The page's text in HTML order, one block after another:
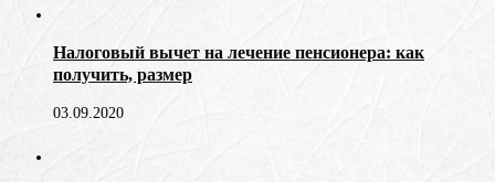
Налоговый вычет на лечение пенсионера: как
получить, размер
03.09.2020